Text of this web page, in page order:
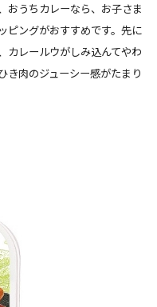
おうちカレーなら、お子さま
ピングがおすすめです。先に
カレールウがしみ込んてやわ
き肉のジューシー感がたまり